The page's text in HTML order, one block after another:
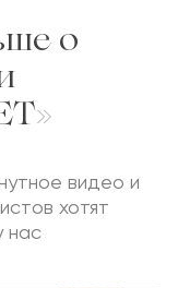
о
видео и
хотят
нас